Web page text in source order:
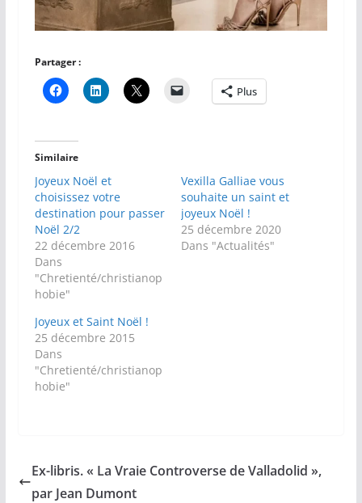
Partager :
Plus
Similaire
Joyeux Noël et
choisissez votre
destination pour passer
Noël 2/2
22 décembre 2016
Dans
"Chretienté/christianop
hobie"
Vexilla Galliae vous
souhaite un saint et
joyeux Noël !
25 décembre 2020
Dans "Actualités"
Joyeux et Saint Noël !
25 décembre 2015
Dans
"Chretienté/christianop
hobie"
Ex-libris. « La Vraie Controverse de Valladolid »,
par Jean Dumont